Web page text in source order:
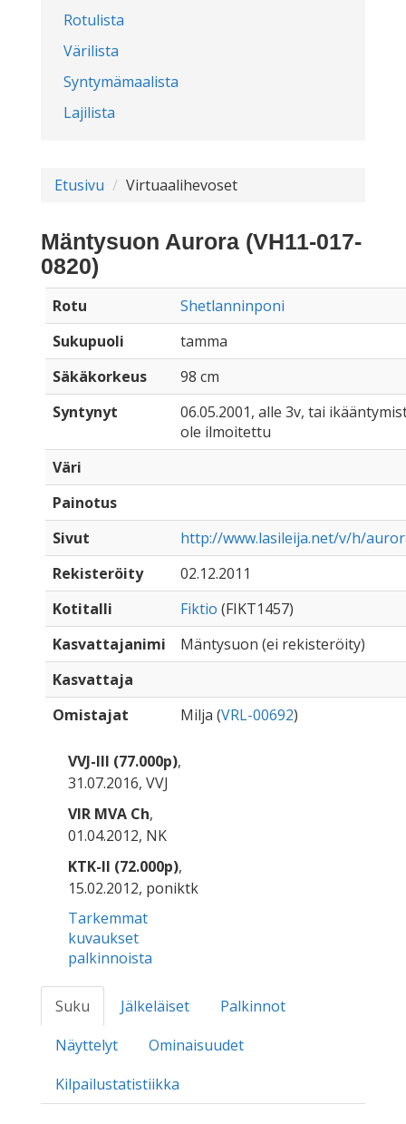
Rotulista
Värilista
Syntymämaalista
Lajilista
Etusivu Virtuaalihevoset
Mäntysuon Aurora (VH11-017-
0820)
Rotu
Shetlanninponi
Sukupuoli
tamma
Säkäkorkeus
98 cm
Syntynyt
06.05.2001, alle 3v, tai
ole ilmoitettu
Väri
Painotus
Sivut
http://www.lasileija.net/v/h/
Rekisteröity
02.12.2011
Kotitalli
Fiktio (FIKT1457)
Kasvattajanimi
Mäntysuon (ei rekisteröity)
Kasvattaja
Omistajat
Milja (VRL-00692)
VVJ-III (77.000p),
31.07.2016, VVJ
VIR MVA Ch,
01.04.2012, NK
KTK-II (72.000p),
15.02.2012, poniktk
Tarkemmat
kuvaukset
palkinnoista
Suku Jälkeläiset
Palkinnot
Näyttelyt
Ominaisuudet
Kilpailustatistiikka